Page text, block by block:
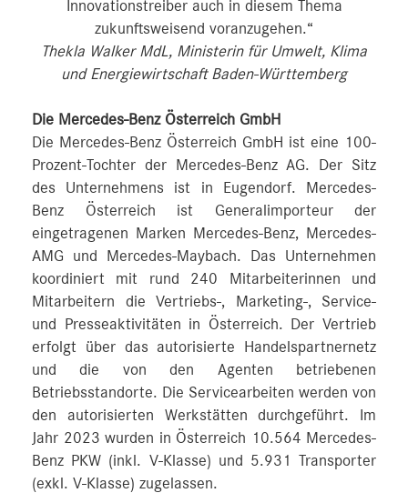
Innovationstreiber auch in diesem Thema
zukunftsweisend voranzugehen.“
Thekla Walker MdL, Ministerin für Umwelt, Klima
und Energiewirtschaft Baden-Württemberg
Die Mercedes-Benz Österreich GmbH
Die Mercedes-Benz Österreich GmbH ist eine 100-
Prozent-Tochter der Mercedes-Benz AG. Der Sitz
des Unternehmens ist in Eugendorf. Mercedes-
Benz Österreich ist Generalimporteur der
eingetragenen Marken Mercedes-Benz, Mercedes-
AMG und Mercedes-Maybach. Das Unternehmen
koordiniert mit rund 240 Mitarbeiterinnen und
Mitarbeitern die Vertriebs-, Marketing-, Service-
und Presseaktivitäten in Österreich. Der Vertrieb
erfolgt über das autorisierte Handelspartnernetz
und die von den Agenten betriebenen
Betriebsstandorte. Die Servicearbeiten werden von
den autorisierten Werkstätten durchgeführt. Im
Jahr 2023 wurden in Österreich 10.564 Mercedes-
Benz PKW (inkl. V-Klasse) und 5.931 Transporter
(exkl. V-Klasse) zugelassen.